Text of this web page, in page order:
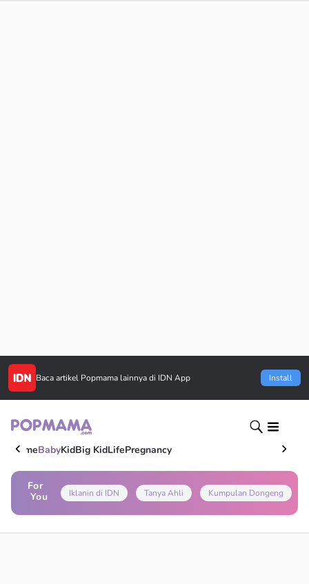
Baca artikel Popmama lainnya di IDN App Install
HomeBabyKidBig KidLifePregnancy
For
You
Iklanin di IDN Tanya Ahli Kumpulan Dongeng